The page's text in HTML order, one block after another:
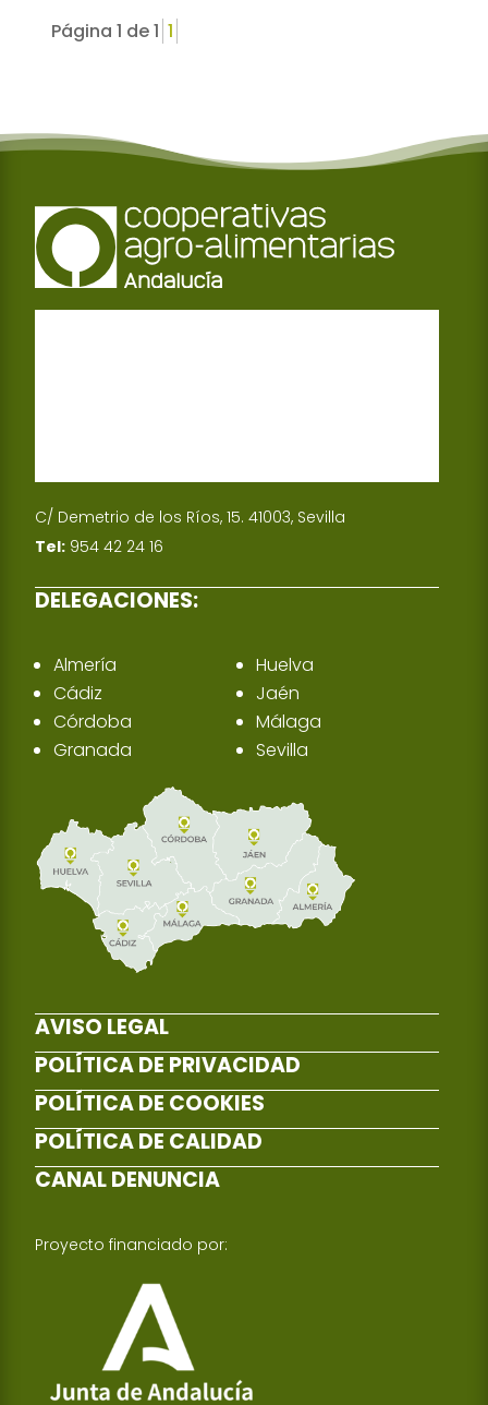
Página 1 de 1 1
C/ Demetrio de los Ríos, 15. 41003, Sevilla
Tel: 954 42 24 16
DELEGACIONES:
Almería
Cádiz
Córdoba
Granada
Huelva
Jaén
Málaga
Sevilla
AVISO LEGAL
POLÍTICA DE PRIVACIDAD
POLÍTICA DE COOKIES
POLÍTICA DE CALIDAD
CANAL DENUNCIA
Proyecto financiado por: